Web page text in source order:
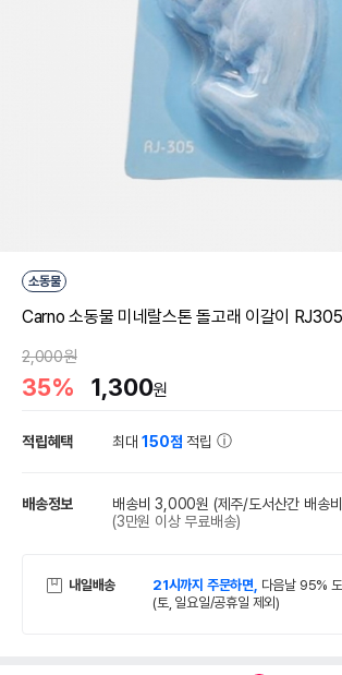
소동물
Carno 소동물 미네랄스톤 돌고래 이갈이 RJ305
2,000원
35% 1,300원
적립혜택 최대150점 적립
배송정보 배송비 3,000원 (제주/도서산간 배송
(3만원 이상 무료배송)
내일배송 21시까지 주문하면, 다음날 95%
(토, 일요일/공휴일 제외)